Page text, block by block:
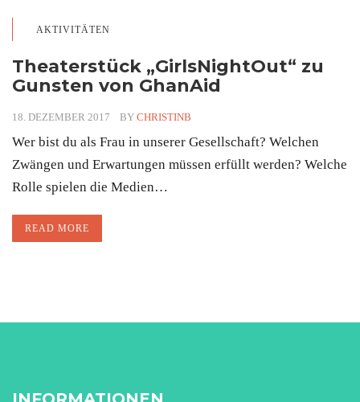
AKTIVITÄTEN
Theaterstück „GirlsNightOut“ zu
Gunsten von GhanAid
18. DEZEMBER 2017 BY CHRISTINB
Wer bist du als Frau in unserer Gesellschaft? Welchen
Zwängen und Erwartungen müssen erfüllt werden? Welche
Rolle spielen die Medien…
READ MORE